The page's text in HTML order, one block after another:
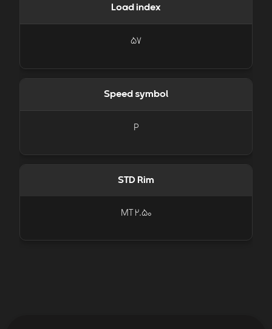
Load index
57
Speed symbol
P
STD Rim
MT 2.50